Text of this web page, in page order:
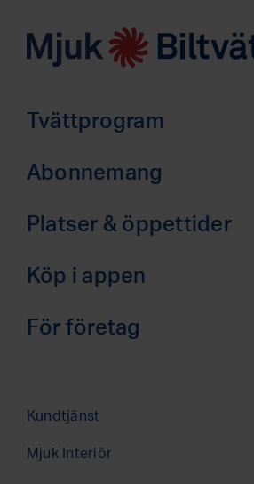
Tvättprogram
Abonnemang
Företag
Platser & öppettider
Malmö (2)
Stor-Stockholm (5)
Västerås (2)
Köp i appen
För företag
Mjuk Interiör
Nöjda kunder
Kundtjänst
Mjuk Interiör